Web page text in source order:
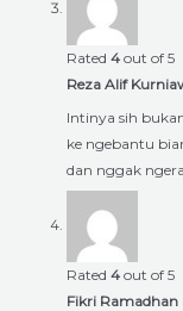
Rated 4 out of 5
Reza Alif
Intinya sih
ke ngebantu
dan nggak
Rated 4 out of 5
Fikri Ramadhan